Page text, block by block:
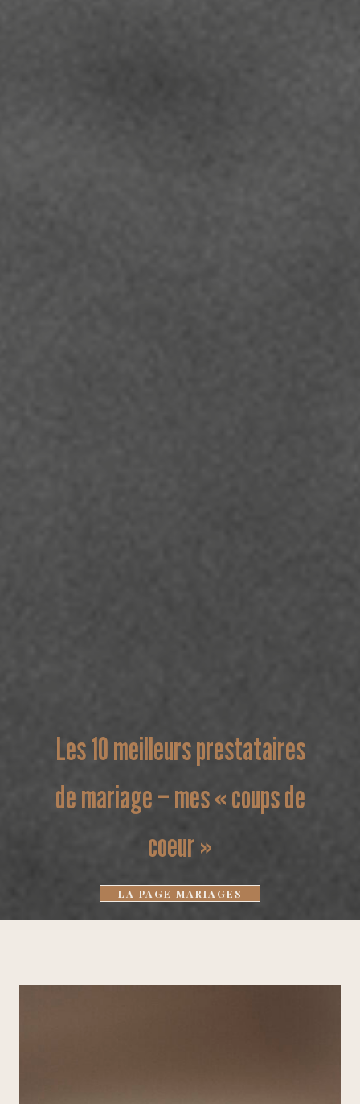
Les 10 meilleurs prestataires
de mariage – mes « coups de
coeur »
LA PAGE MARIAGES